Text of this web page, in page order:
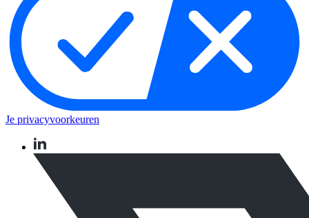
Je privacyvoorkeuren